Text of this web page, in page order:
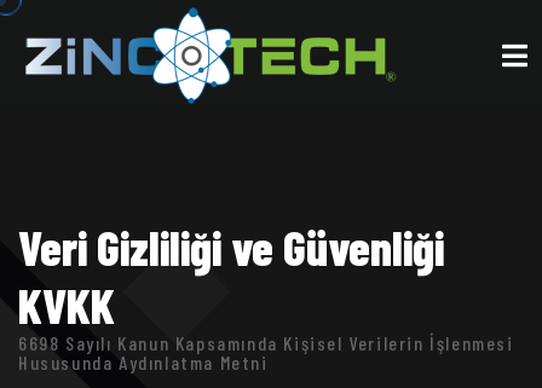
Veri Gizliliği ve Güvenliği
KVKK
6698 Sayılı Kanun Kapsamında Kişisel Verilerin İşlenmesi
Hususunda Aydınlatma Metni